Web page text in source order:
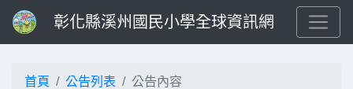
彰化縣溪州國民小學全球資訊網
首頁 公告列表 公告內容